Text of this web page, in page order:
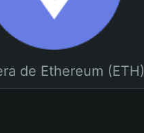
de Ethereum (ETH)